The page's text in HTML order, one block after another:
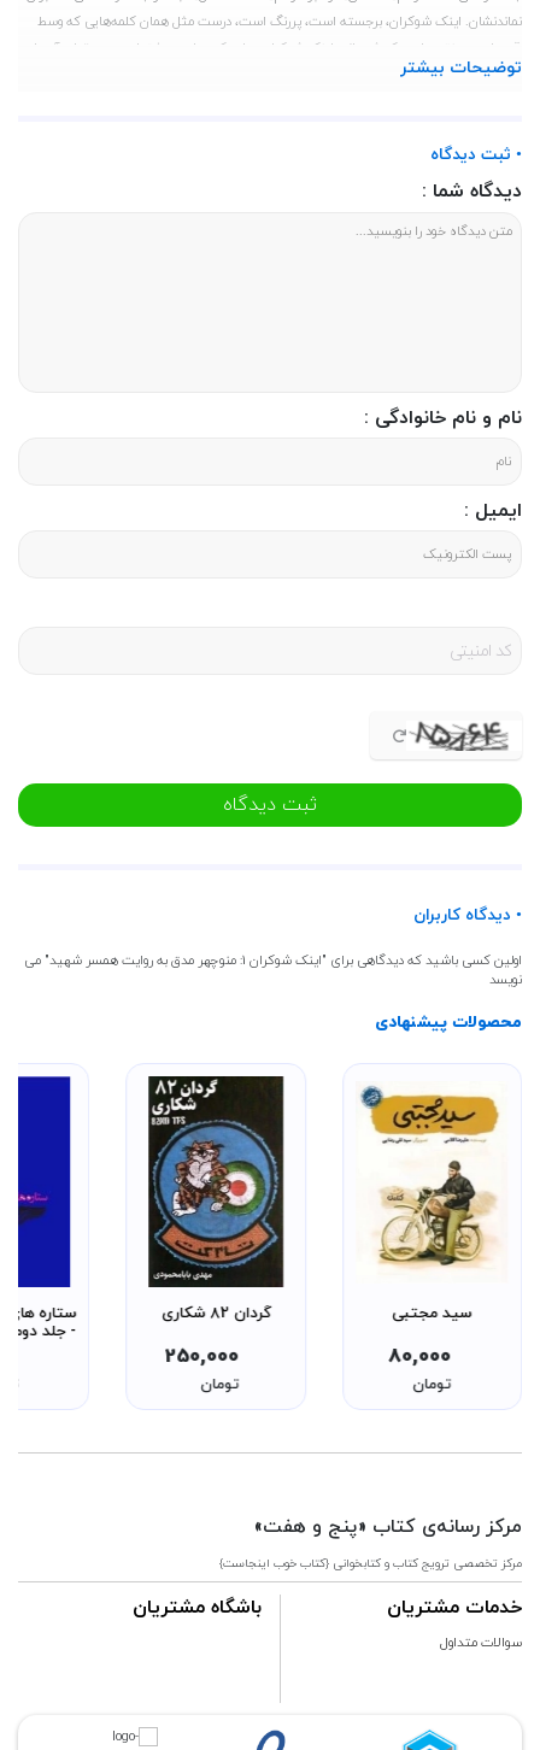
نماندنشان. اینک شوکران، برجسته است، پررنگ است، درست مثل همان کلمه‌هایی که وسط
قهوه‌ای سوخته جلد، حک شده‌اند. اینک شوکران، جلد یک، روایت عشق است. می‌توان آن را
حس کرد، یک حس لطیف غمناک، درست مثل عشق، در هر سطر به رگ ذهنت رانده می‌شود.
نفوذ می‌کند :«منوچهر صبور بود. بی‌قرار که می‌شد، من بی‌طاقت می‌شدم.» فقط این نیست.
بازیگوشی‌های زمینی هم هست: «آن روز، از روی شیطنت یک طرف ریش‌هایش را با تیغ برده
بود تا چانه، و بعد چون چاره‌ای نبود، همه را از ته زده بود... منوچهر مجبور شد یک ماه مرخصی
بگیرد و بماند پیش فرشته. رویش نمی‌شد با آن سر و وضع برود سپاه، بین بچه‌ها.
توضیحات بیشتر
• ثبت دیدگاه
دیدگاه شما :
نام و نام خانوادگی :
ایمیل :
ثبت دیدگاه
• دیدگاه کاربران
اولین کسی باشید که دیدگاهی برای "اینک شوکران 1: منوچهر مدق به روایت همسر شهید" می
نویسد
محصولات پیشنهادی
سید مجتبی
80,000
تومان
گردان 82 شکاری
250,000
تومان
ستاره های
- جلد دوم -
مرکز رسانه‌ی کتاب «پنج و هفت»
مرکز تخصصی ترویج کتاب و کتابخوانی {کتاب خوب اینجاست}
خدمات مشتریان
سوالات متداول
باشگاه مشتریان